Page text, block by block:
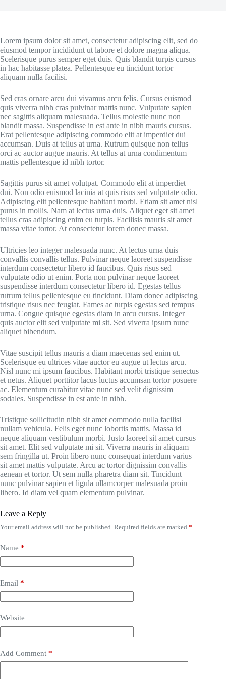
Lorem ipsum dolor sit amet, consectetur adipiscing elit, sed do
eiusmod tempor incididunt ut labore et dolore magna aliqua.
Scelerisque purus semper eget duis. Quis blandit turpis cursus
in hac habitasse platea. Pellentesque eu tincidunt tortor
aliquam nulla facilisi.
Sed cras ornare arcu dui vivamus arcu felis. Cursus euismod
quis viverra nibh cras pulvinar mattis nunc. Vulputate sapien
nec sagittis aliquam malesuada. Tellus molestie nunc non
blandit massa. Suspendisse in est ante in nibh mauris cursus.
Erat pellentesque adipiscing commodo elit at imperdiet dui
accumsan. Duis at tellus at urna. Rutrum quisque non tellus
orci ac auctor augue mauris. At tellus at urna condimentum
mattis pellentesque id nibh tortor.
Sagittis purus sit amet volutpat. Commodo elit at imperdiet
dui. Non odio euismod lacinia at quis risus sed vulputate odio.
Adipiscing elit pellentesque habitant morbi. Etiam sit amet nisl
purus in mollis. Nam at lectus urna duis. Aliquet eget sit amet
tellus cras adipiscing enim eu turpis. Facilisis mauris sit amet
massa vitae tortor. At consectetur lorem donec massa.
Ultricies leo integer malesuada nunc. At lectus urna duis
convallis convallis tellus. Pulvinar neque laoreet suspendisse
interdum consectetur libero id faucibus. Quis risus sed
vulputate odio ut enim. Porta non pulvinar neque laoreet
suspendisse interdum consectetur libero id. Egestas tellus
rutrum tellus pellentesque eu tincidunt. Diam donec adipiscing
tristique risus nec feugiat. Fames ac turpis egestas sed tempus
urna. Congue quisque egestas diam in arcu cursus. Integer
quis auctor elit sed vulputate mi sit. Sed viverra ipsum nunc
aliquet bibendum.
Vitae suscipit tellus mauris a diam maecenas sed enim ut.
Scelerisque eu ultrices vitae auctor eu augue ut lectus arcu.
Nisl nunc mi ipsum faucibus. Habitant morbi tristique senectus
et netus. Aliquet porttitor lacus luctus accumsan tortor posuere
ac. Elementum curabitur vitae nunc sed velit dignissim
sodales. Suspendisse in est ante in nibh.
Tristique sollicitudin nibh sit amet commodo nulla facilisi
nullam vehicula. Felis eget nunc lobortis mattis. Massa id
neque aliquam vestibulum morbi. Justo laoreet sit amet cursus
sit amet. Elit sed vulputate mi sit. Viverra mauris in aliquam
sem fringilla ut. Proin libero nunc consequat interdum varius
sit amet mattis vulputate. Arcu ac tortor dignissim convallis
aenean et tortor. Ut sem nulla pharetra diam sit. Tincidunt
nunc pulvinar sapien et ligula ullamcorper malesuada proin
libero. Id diam vel quam elementum pulvinar.
Leave a Reply
Your email address will not be published. Required fields are marked *
Name *
Email *
Website
Add Comment *